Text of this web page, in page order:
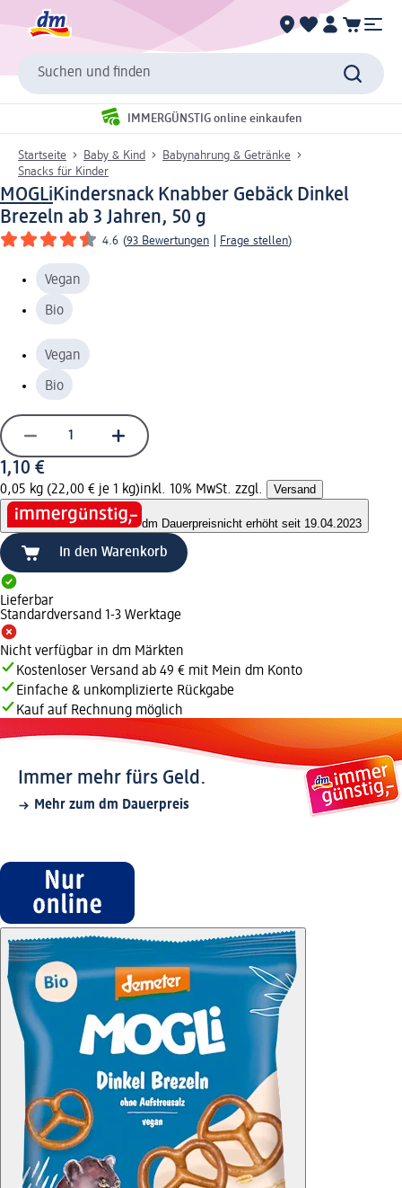
Suchen und finden
IMMERGÜNSTIG online einkaufen
Startseite Baby & Kind
Babynahrung & Getränke
Snacks für Kinder
MOGLi Kindersnack Knabber Gebäck Dinkel
Brezeln ab 3 Jahren, 50 g
4.6 (93 Bewertungen Frage stellen)
Vegan
Bio
Vegan
Bio
1,10 €
0,05 kg (22,00 € je 1 kg)inkl. 10% MwSt. zzgl. Versand
dm Dauerpreisnicht erhöht seit 19.04.2023
In den Warenkorb
Lieferbar
Standardversand 1-3 Werktage
Nicht verfügbar in dm Märkten
Kostenloser Versand ab 49 € mit Mein dm Konto
Einfache & unkomplizierte Rückgabe
Kauf auf Rechnung möglich
Immer mehr fürs Geld.
Mehr zum dm Dauerpreis